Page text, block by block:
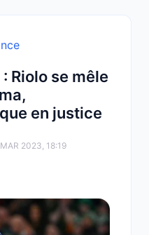
Riolo se mêle
en justice
2023, 18:19